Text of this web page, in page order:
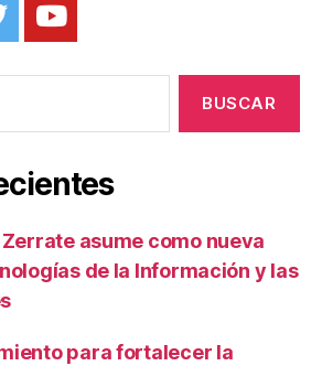
asume como nueva
de la Información y las
para fortalecer la